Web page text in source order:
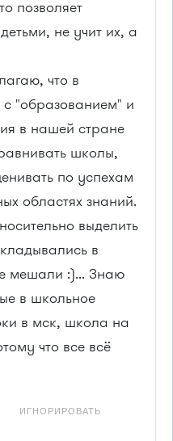
позволяет
не учит их, а
что в
"образованием" и
в нашей стране
школы,
по успехам
областях знаний.
выделить
в
мешали :)... Знаю
в школьное
в мск, школа на
что все всё
ИГНОРИРОВАТЬ